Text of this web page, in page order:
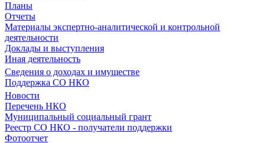
Планы
Отчеты
Материалы экспертно-аналитической и контрольной
деятельности
Доклады и выступления
Иная деятельность
Сведения о доходах и имуществе
Поддержка СО НКО
Новости
Перечень НКО
Муниципальный социальный грант
Реестр СО НКО - получатели поддержки
Фотоотчет